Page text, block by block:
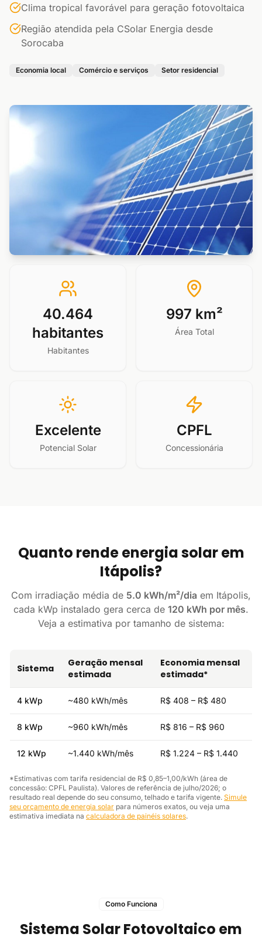
Clima tropical favorável para geração fotovoltaica
Região atendida pela CSolar Energia desde
Sorocaba
Economia local Comércio e serviços Setor residencial
40.464
habitantes
Habitantes
997 km²
Área Total
Excelente
Potencial Solar
CPFL
Concessionária
Quanto rende energia solar em
Itápolis?
Com irradiação média de 5.0 kWh/m²/dia em Itápolis,
cada kWp instalado gera cerca de 120 kWh por mês.
Veja a estimativa por tamanho de sistema:
Sistema
Geração mensal
estimada
Economia mensal
estimada*
4 kWp ~480 kWh/mês R$ 408 – R$ 480
8 kWp ~960 kWh/mês R$ 816 – R$ 960
12 kWp ~1.440 kWh/mês R$ 1.224 – R$ 1.440
*Estimativas com tarifa residencial de R$ 0,85–1,00/kWh (área de
concessão: CPFL Paulista). Valores de referência de julho/2026; o
resultado real depende do seu consumo, telhado e tarifa vigente. Simule
seu orçamento de energia solar para números exatos, ou veja uma
estimativa imediata na calculadora de painéis solares.
Como Funciona
Sistema Solar Fotovoltaico em